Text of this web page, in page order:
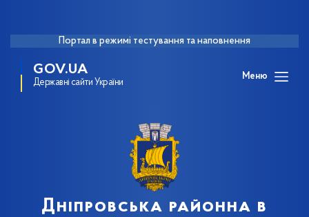
Портал в режимі тестування та наповнення
GOV.UA
Державні сайти України
Меню
Дніпровська районна в